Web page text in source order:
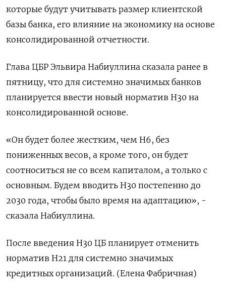
которые будут учитывать размер клиентской
базы банка, его влияние на экономику на основе
консолидированной отчетности.
Глава ЦБР Эльвира Набиуллина сказала ранее в
пятницу, что для системно значимых банков
планируется ввести новый норматив Н30 на
консолидированной основе.
«Он будет более жестким, чем Н6, без
пониженных весов, а кроме того, он будет
соотноситься не со всем капиталом, а только с
основным. Будем вводить Н30 постепенно до
2030 года, чтобы было время на адаптацию», -
сказала Набиуллина.
После введения Н30 ЦБ планирует отменить
норматив Н21 для системно значимых
кредитных организаций. (Елена Фабричная)